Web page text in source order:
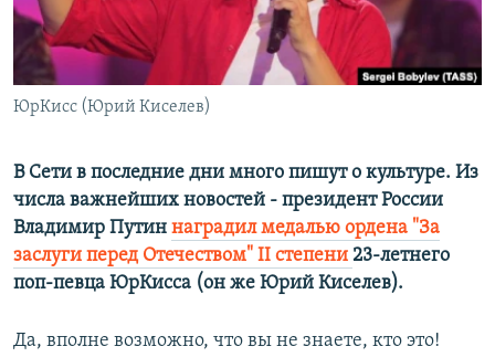
КРЫМ.НЕПОКОРЕННЫЙ
ELIFBE
УКРАИНСКАЯ ПРОБЛЕМА КРЫМА
ЮрКисс (Юрий Киселев)
В Сети в последние дни много пишут о культуре. Из
числа важнейших новостей - президент России
Владимир Путин наградил медалью ордена "За
заслуги перед Отечеством" II степени 23-летнего
поп-певца ЮрКисса (он же Юрий Киселев).
Да, вполне возможно, что вы не знаете, кто это!